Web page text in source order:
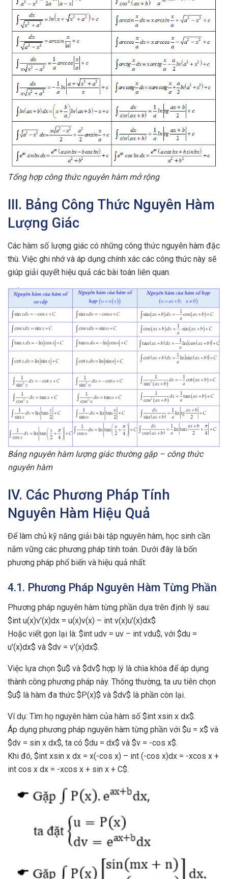
Tổng hợp công thức nguyên hàm mở rộng
III. Bảng Công Thức Nguyên Hàm
Lượng Giác
Các hàm số lượng giác có những công thức nguyên hàm đặc
thù. Việc ghi nhớ và áp dụng chính xác các công thức này sẽ
giúp giải quyết hiệu quả các bài toán liên quan.
Bảng nguyên hàm lượng giác thường gặp – công thức
nguyên hàm
IV. Các Phương Pháp Tính
Nguyên Hàm Hiệu Quả
Để làm chủ kỹ năng giải bài tập nguyên hàm, học sinh cần
nắm vững các phương pháp tính toán. Dưới đây là bốn
phương pháp phổ biến và hiệu quả nhất:
4.1. Phương Pháp Nguyên Hàm Từng Phần
Phương pháp nguyên hàm từng phần dựa trên định lý sau:
$int u(x)v'(x)dx = u(x)v(x) – int v(x)u'(x)dx$
Hoặc viết gọn lại là: $int udv = uv – int vdu$, với $du =
u'(x)dx$ và $dv = v'(x)dx$.
Việc lựa chọn $u$ và $dv$ hợp lý là chìa khóa để áp dụng
thành công phương pháp này. Thông thường, ta ưu tiên chọn
$u$ là hàm đa thức $P(x)$ và $dv$ là phần còn lại.
Ví dụ: Tìm họ nguyên hàm của hàm số $int xsin x dx$.
Áp dụng phương pháp nguyên hàm từng phần với $u = x$ và
$dv = sin x dx$, ta có $du = dx$ và $v = -cos x$.
Khi đó, $int xsin x dx = x(-cos x) – int (-cos x)dx = -xcos x +
int cos x dx = -xcos x + sin x + C$.